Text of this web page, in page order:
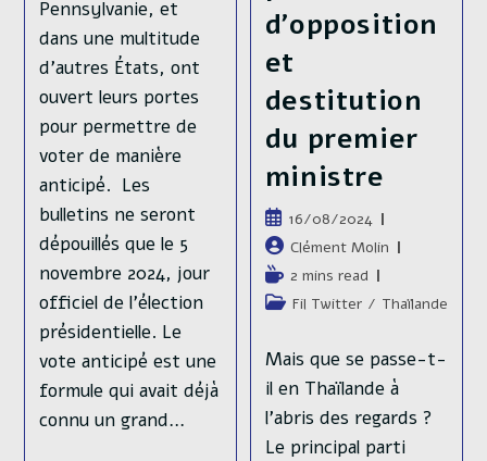
Pennsylvanie, et
dans une multitude
d’autres États, ont
ouvert leurs portes
pour permettre de
voter de manière
anticipé. Les
bulletins ne seront
dépouillés que le 5
novembre 2024, jour
officiel de l’élection
présidentielle. Le
vote anticipé est une
formule qui avait déjà
connu un grand…
d’opposition
et
destitution
du premier
ministre
Publication
publiée :
16/08/2024
Auteur/autrice
de
la
publication :
Clément Molin
Temps
de
2 mins read
PostFil Twitter / Thaïlande
Mais que se passe-t-
il en Thaïlande à
l'abris des regards ?
Le principal parti